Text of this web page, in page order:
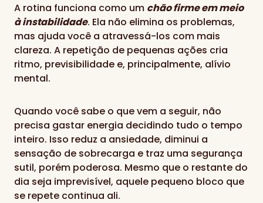
A rotina funciona como um chão firme em meio
à instabilidade. Ela não elimina os problemas,
mas ajuda você a atravessá-los com mais
clareza. A repetição de pequenas ações cria
ritmo, previsibilidade e, principalmente, alívio
mental.
Quando você sabe o que vem a seguir, não
precisa gastar energia decidindo tudo o tempo
inteiro. Isso reduz a ansiedade, diminui a
sensação de sobrecarga e traz uma segurança
sutil, porém poderosa. Mesmo que o restante do
dia seja imprevisível, aquele pequeno bloco que
se repete continua ali.